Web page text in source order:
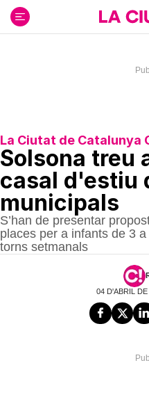
contenido
La Ciutat de Catalunya
Solsona treu
casal d'estiu
municipals
S’han de presentar
places per a infants de 3
torns setmanals
04 D'ABRIL DE